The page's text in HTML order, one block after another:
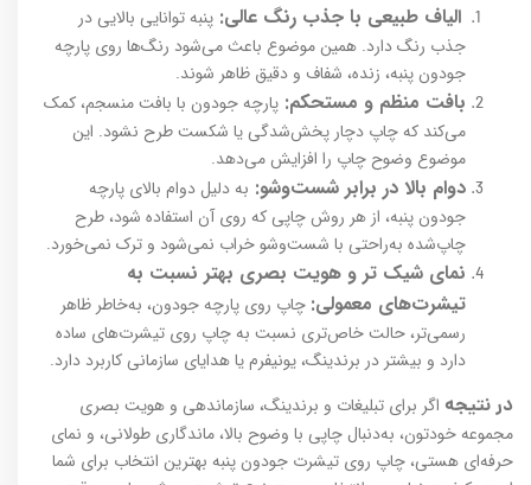
الیاف طبیعی با جذب رنگ عالی: پنبه توانایی بالایی در
جذب رنگ دارد. همین موضوع باعث می‌شود رنگ‌ها روی پارچه
جودون پنبه‌، زنده، شفاف و دقیق ظاهر شوند.
بافت منظم و مستحکم: پارچه جودون با بافت منسجم، کمک
می‌کند که چاپ دچار پخش‌شدگی یا شکست طرح نشود. این
موضوع وضوح چاپ را افزایش می‌دهد.
دوام بالا در برابر شست‌وشو: به دلیل دوام بالای پارچه
جودون پنبه، از هر روش چاپی که روی آن استفاده شود، طرح
چاپ‌شده به‌راحتی با شست‌وشو خراب نمی‌شود و ترک نمی‌خورد.
نمای شیک تر و هویت بصری بهتر نسبت به
تیشرت‌های معمولی: چاپ روی پارچه جودون، به‌خاطر ظاهر
رسمی‌تر، حالت خاص‌تری نسبت به چاپ روی تیشرت‌های ساده
دارد و بیشتر در برندینگ، یونیفرم یا هدایای سازمانی کاربرد دارد.
در نتیجه اگر برای تبلیغات و برندینگ، سازماندهی و هویت بصری
مجموعه خودتون، به‌دنبال چاپی با وضوح بالا، ماندگاری طولانی، و نمای
حرفه‌ای هستی، چاپ روی تیشرت جودون پنبه‌ بهترین انتخاب برای شما